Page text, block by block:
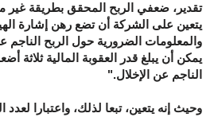
تقدير، ضعفي الربح المحقق بطريقة غير
يتعين على الشركة أن تضع رهن إشارة
والمعلومات الضرورية حول الربح الناجم
يمكن أن يبلغ قدر العقوبة المالية ثلاثة
الناجم عن الإخلال."
وحيث إنه يتعين، تبعا لذلك، واعتبارا لعدد